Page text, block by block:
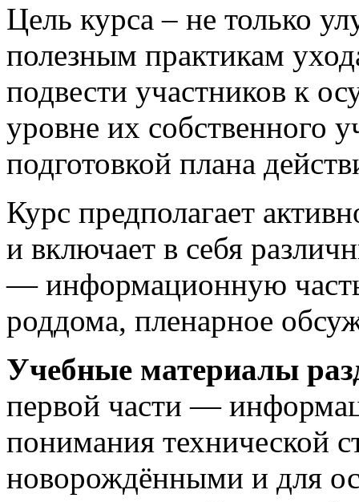
Цель курса – не только
полезным практикам
подвести участников к
уровне их собственного
подготовкой плана
Курс предполагает
и включает в себя
— информационную
роддома, пленарное
Учебные материалы
первой части —
понимания технической
новорождёнными и для